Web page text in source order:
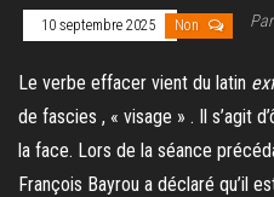
10 septembre 2025 Non Par
Le verbe effacer vient du latin
de fascies , « visage » . Il s’agit
la face. Lors de la séance
François Bayrou a déclaré qu’il